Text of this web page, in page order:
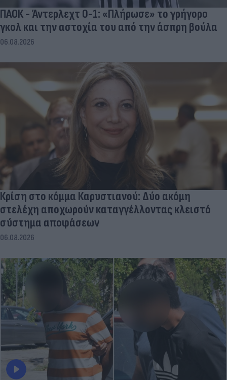
ΠΑΟΚ - Άντερλεχτ 0-1: «Πλήρωσε» το γρήγορο
γκολ και την αστοχία του από την άσπρη βούλα
06.08.2026
Κρίση στο κόμμα Καρυστιανού: Δύο ακόμη
στελέχη αποχωρούν καταγγέλλοντας κλειστό
σύστημα αποφάσεων
06.08.2026